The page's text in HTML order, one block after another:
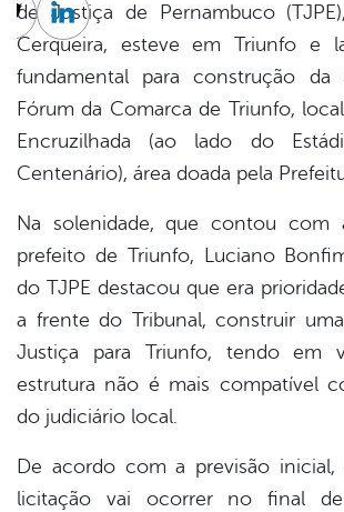
de Justiça de Pernambuco
Cerqueira, esteve em Triunfo e
fundamental para construção
Fórum da Comarca de Triunfo,
Encruzilhada (ao lado do
Centenário), área doada pela
Na solenidade, que contou com
prefeito de Triunfo, Luciano
do TJPE destacou que era
a frente do Tribunal, construir
Justiça para Triunfo, tendo em
estrutura não é mais compatível
do judiciário local.
De acordo com a previsão
licitação vai ocorrer no final
TwitterLinkedin